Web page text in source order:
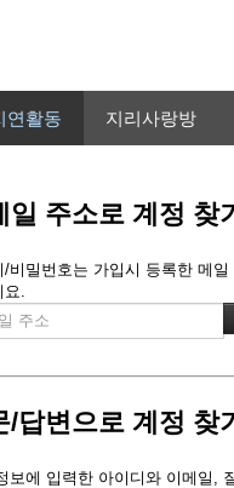
연활동 지리사랑방
일 주소로 계정 찾기
/비밀번호는 가입시 등록한 메
요.
/답변으로 계정 찾기
보에 입력한 아이디와 이메일,